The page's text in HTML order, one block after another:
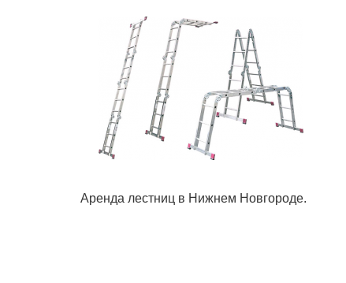
Аренда лестниц в Нижнем Новгороде.